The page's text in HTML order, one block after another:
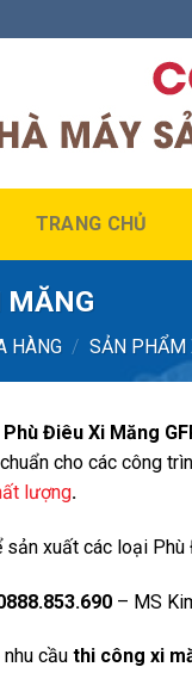
TRANG CHỦ
MĂNG
HÀNG / SẢN PHẨM
Phù Điêu Xi Măng
cho các công
lượng.
sản xuất các loại
– MS
cầu thi công xi